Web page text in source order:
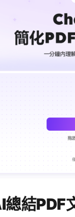
結PDF